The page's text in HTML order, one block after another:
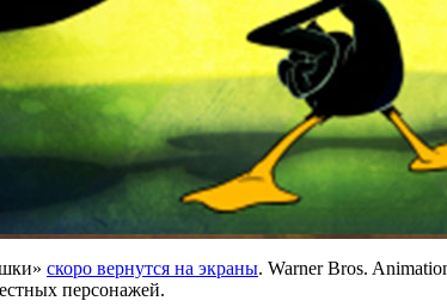
скоро вернутся на экраны. Warner Bros.
персонажей.